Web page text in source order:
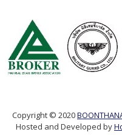
Copyright © 2020
Hosted and Developed by